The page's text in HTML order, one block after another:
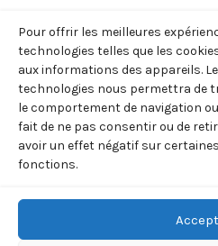
Pour offrir les meilleures
technologies telles que les
aux informations des appareils.
technologies nous permettra de
le comportement de navigation
fait de ne pas consentir ou de
avoir un effet négatif sur
fonctions.
15,00€ TTC
Ajouter
au
panier
15,00€ TTC
Ajouter
au
panier